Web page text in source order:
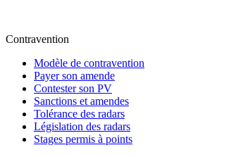
Contravention
Modèle de contravention
Payer son amende
Contester son PV
Sanctions et amendes
Tolérance des radars
Législation des radars
Stages permis à points